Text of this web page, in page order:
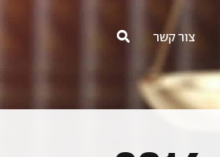
צור קשר